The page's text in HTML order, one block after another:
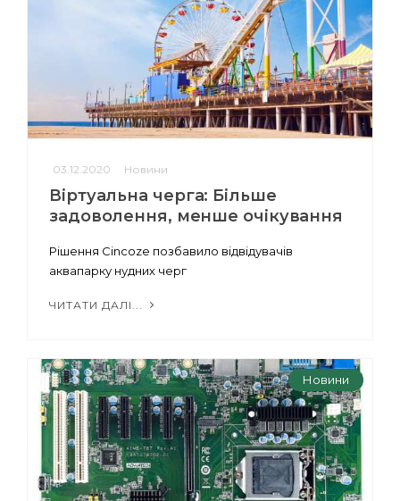
03.12.2020 Новини
Віртуальна черга: Більше
задоволення, менше очікування
Рішення Cincoze позбавило відвідувачів
аквапарку нудних черг
ЧИТАТИ ДАЛІ...
Новини